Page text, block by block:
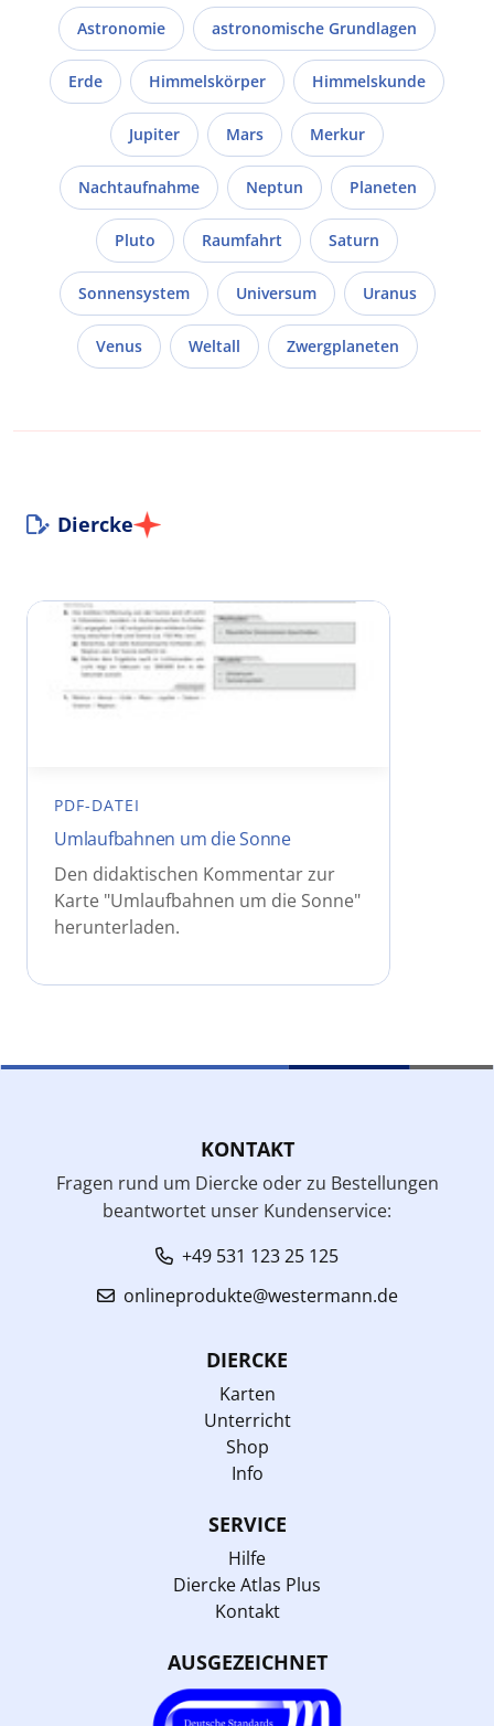
Astronomie astronomische Grundlagen
Erde Himmelskörper Himmelskunde
Jupiter Mars Merkur
Nachtaufnahme Neptun Planeten
Pluto Raumfahrt Saturn
Sonnensystem Universum Uranus
Venus Weltall Zwergplaneten
Diercke
PDF-DATEI
Umlaufbahnen um die Sonne
Den didaktischen Kommentar zur
Karte "Umlaufbahnen um die Sonne"
herunterladen.
KONTAKT
Fragen rund um Diercke oder zu Bestellungen
beantwortet unser Kundenservice:
+49 531 123 25 125
onlineprodukte@westermann.de
DIERCKE
Karten
Unterricht
Shop
Info
SERVICE
Hilfe
Diercke Atlas Plus
Kontakt
AUSGEZEICHNET